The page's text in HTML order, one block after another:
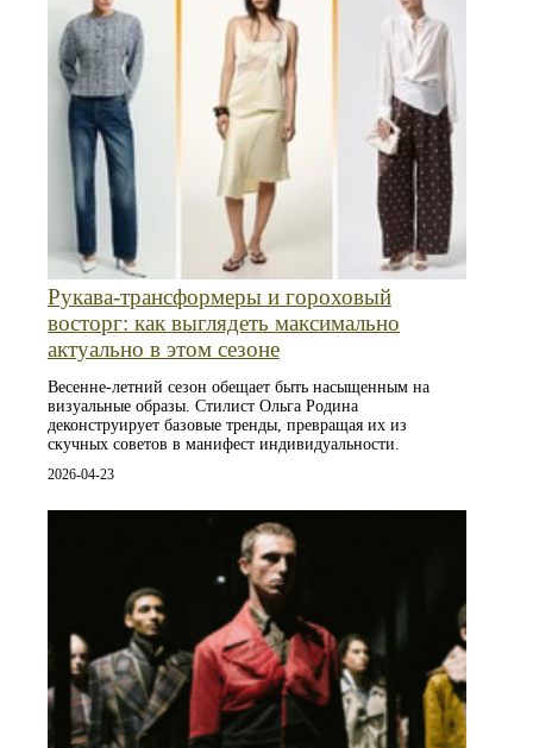
Рукава-трансформеры и гороховый
восторг: как выглядеть максимально
актуально в этом сезоне
Весенне-летний сезон обещает быть насыщенным на
визуальные образы. Стилист Ольга Родина
деконструирует базовые тренды, превращая их из
скучных советов в манифест индивидуальности.
2026-04-23